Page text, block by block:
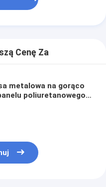
Cenę Za
metalowa na gorąco
poliuretanowego z